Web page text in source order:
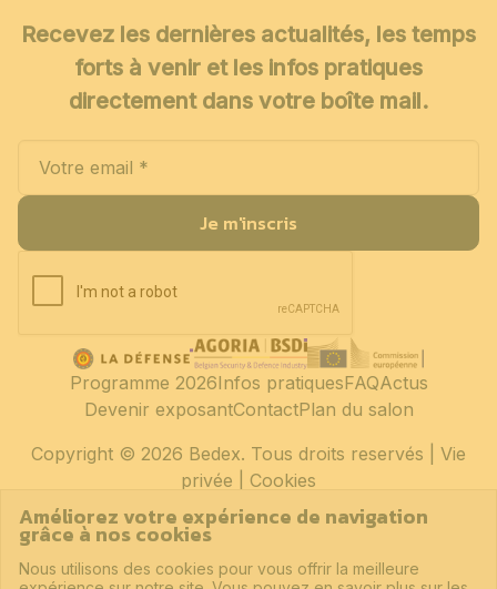
Recevez les dernières actualités, les temps
forts à venir et les infos pratiques
directement dans votre boîte mail.
Je m'inscris
Copyright © 2026 Bedex. Tous droits reservés | Vie
privée
Cookies
Programme 2026Infos pratiquesFAQActus
Devenir exposantContactPlan du salon
Améliorez votre expérience de navigation
grâce à nos cookies
Nous utilisons des cookies pour vous offrir la meilleure